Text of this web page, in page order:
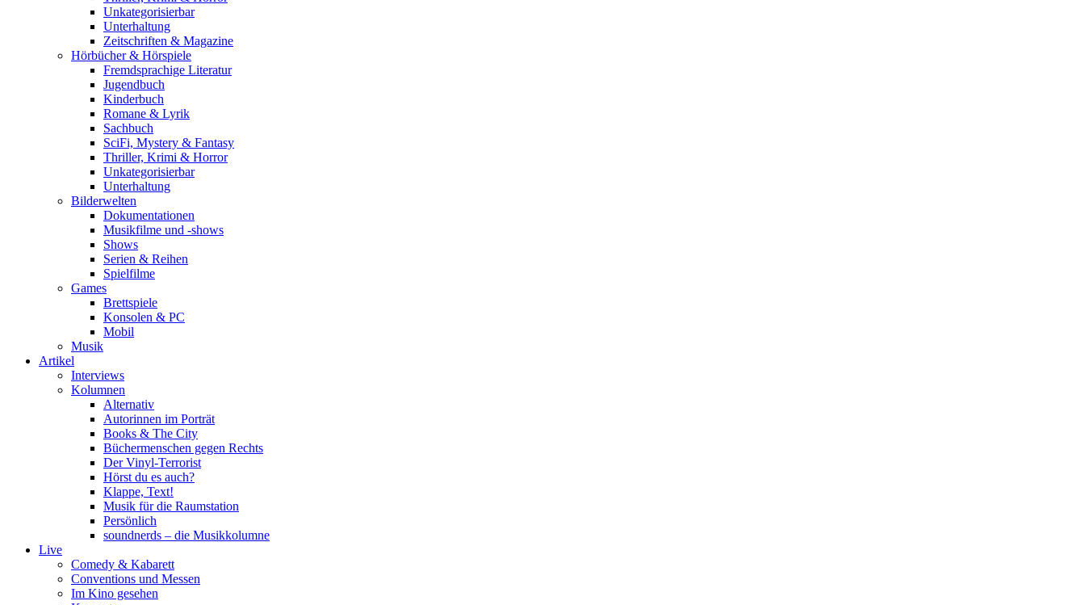
Unkategorisierbar
Unterhaltung
Zeitschriften & Magazine
Hörbücher & Hörspiele
Fremdsprachige Literatur
Jugendbuch
Kinderbuch
Romane & Lyrik
Sachbuch
SciFi, Mystery & Fantasy
Thriller, Krimi & Horror
Unkategorisierbar
Unterhaltung
Bilderwelten
Dokumentationen
Musikfilme und -shows
Shows
Serien & Reihen
Spielfilme
Games
Brettspiele
Konsolen & PC
Mobil
Musik
Artikel
Interviews
Kolumnen
Alternativ
Autorinnen im Porträt
Books & The City
Büchermenschen gegen Rechts
Der Vinyl-Terrorist
Hörst du es auch?
Klappe, Text!
Musik für die Raumstation
Persönlich
soundnerds – die Musikkolumne
Live
Comedy & Kabarett
Conventions und Messen
Im Kino gesehen